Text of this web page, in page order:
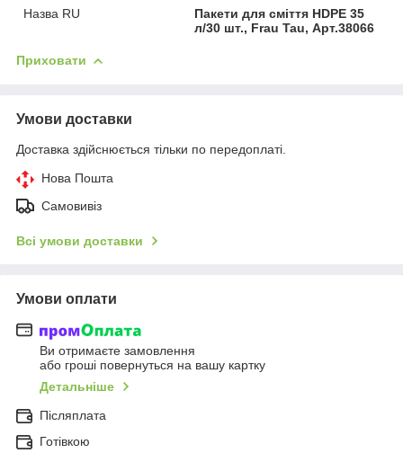
Назва RU
Пакети для сміття HDPE 35
л/30 шт., Frau Tau, Арт.38066
Приховати
Умови доставки
Доставка здійснюється тільки по передоплаті.
Нова Пошта
Самовивіз
Всі умови доставки
Умови оплати
Ви отримаєте замовлення
або гроші повернуться на вашу картку
Детальніше
Післяплата
Готівкою